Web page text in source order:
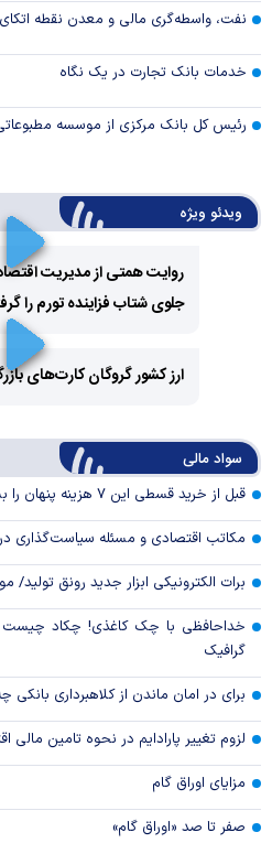
نفت، واسطه‌گری مالی و معدن نقطه
خدمات بانک تجارت در یک نگاه
رئیس کل بانک مرکزی از موسسه مطبوعاتی
ویدئو ویژه
روایت همتی از مدیریت
جلوی شتاب فزاینده تورم را
ارز کشور گروگان کارت‌های
سواد مالی
قبل از خرید قسطی این ۷ هزینه پنهان را بشناسید
مکاتب اقتصادی و مسئله سیاست‌گذاری در
برات الکترونیکی ابزار جدید رونق تولید/
خداحافظی با چک کاغذی! چکاد
گرافیک
برای در امان ماندن از کلاهبرداری بانکی
لزوم تغییر پارادایم در نحوه تامین مالی
مزایای اوراق گام
صفر تا صد «اوراق گام»